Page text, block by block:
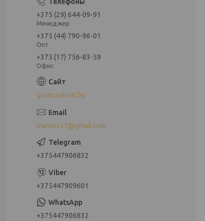
+375 (29) 644-09-91
Менеджер
+375 (44) 790-96-01
Опт
+375 (17) 756-83-59
Офис
gruzozahvat.by
transes11@gmail.com
+375447906832
+375447909601
+375447906832